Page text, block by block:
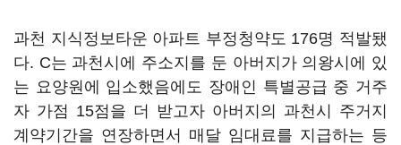
과천 지식정보타운 아파트 부정청약도 176명 적발됐
다. C는 과천시에 주소지를 둔 아버지가 의왕시에 있
는 요양원에 입소했음에도 장애인 특별공급 중 거주
자 가점 15점을 더 받고자 아버지의 과천시 주거지
계약기간을 연장하면서 매달 임대료를 지급하는 등